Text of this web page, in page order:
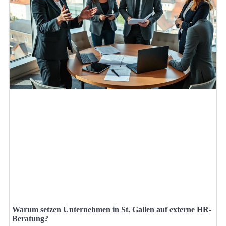
Warum setzen Unternehmen in St. Gallen auf externe HR-
Beratung?